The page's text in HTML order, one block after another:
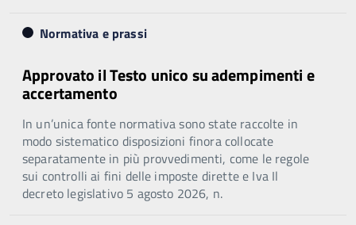
Normativa e prassi
Approvato il Testo unico su adempimenti e
accertamento
In un’unica fonte normativa sono state raccolte in
modo sistematico disposizioni finora collocate
separatamente in più provvedimenti, come le regole
sui controlli ai fini delle imposte dirette e Iva Il
decreto legislativo 5 agosto 2026, n.